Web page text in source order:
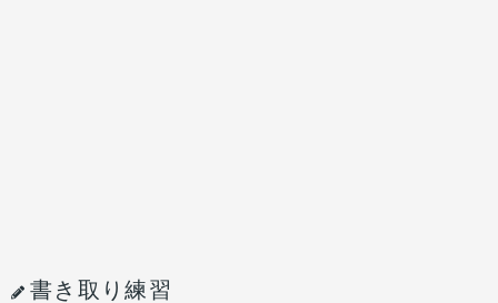
書き取り練習